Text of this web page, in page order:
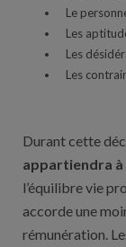
Le
Les
Les
Les
Durant cette
appartiendra à
l’équilibre vie
accorde une
rémunération.